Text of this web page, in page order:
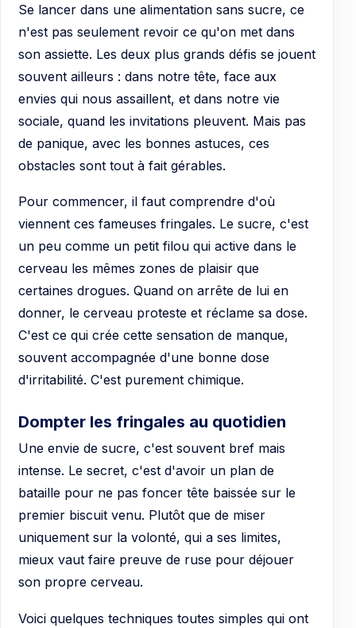
Se lancer dans une alimentation sans sucre, ce
n'est pas seulement revoir ce qu'on met dans
son assiette. Les deux plus grands défis se jouent
souvent ailleurs : dans notre tête, face aux
envies qui nous assaillent, et dans notre vie
sociale, quand les invitations pleuvent. Mais pas
de panique, avec les bonnes astuces, ces
obstacles sont tout à fait gérables.
Pour commencer, il faut comprendre d'où
viennent ces fameuses fringales. Le sucre, c'est
un peu comme un petit filou qui active dans le
cerveau les mêmes zones de plaisir que
certaines drogues. Quand on arrête de lui en
donner, le cerveau proteste et réclame sa dose.
C'est ce qui crée cette sensation de manque,
souvent accompagnée d'une bonne dose
d'irritabilité. C'est purement chimique.
Dompter les fringales au quotidien
Une envie de sucre, c'est souvent bref mais
intense. Le secret, c'est d'avoir un plan de
bataille pour ne pas foncer tête baissée sur le
premier biscuit venu. Plutôt que de miser
uniquement sur la volonté, qui a ses limites,
mieux vaut faire preuve de ruse pour déjouer
son propre cerveau.
Voici quelques techniques toutes simples qui ont